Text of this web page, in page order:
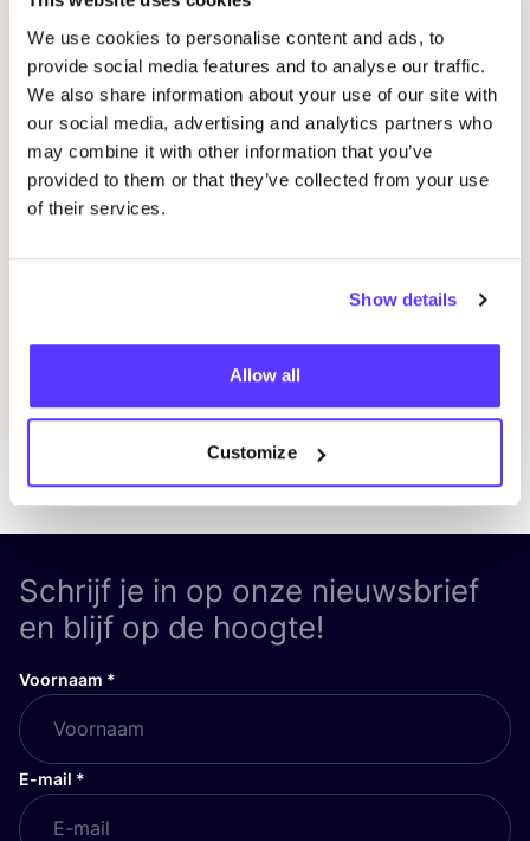
We use cookies to personalise content and ads, to
provide social media features and to analyse our traffic.
We also share information about your use of our site with
our social media, advertising and analytics partners who
may combine it with other information that you’ve
provided to them or that they’ve collected from your use
of their services.
Show details
Allow all
Customize
14 AUG
WorkshopREDje kleren: borduren met
STUDIO STEEKenREST
Pieter Reypenslei 4-6 2640 Mortsel België
REST
Workshop
Ontdek alle evenementen
Schrijf je in op onze nieuwsbrief
en blijf op de hoogte!
Voornaam *
E-mail *